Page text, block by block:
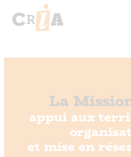
La
appui aux
et mise en